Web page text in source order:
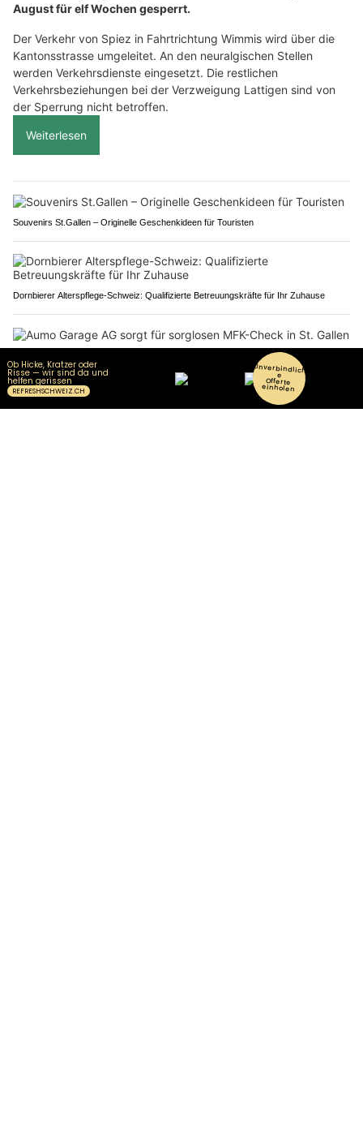
August für elf Wochen gesperrt.
Der Verkehr von Spiez in Fahrtrichtung Wimmis wird über die
Kantonsstrasse umgeleitet. An den neuralgischen Stellen
werden Verkehrsdienste eingesetzt. Die restlichen
Verkehrsbeziehungen bei der Verzweigung Lattigen sind von
der Sperrung nicht betroffen.
Weiterlesen
Souvenirs St.Gallen – Originelle Geschenkideen für Touristen
Dornbierer Alterspflege-Schweiz: Qualifizierte Betreuungskräfte für Ihr Zuhause